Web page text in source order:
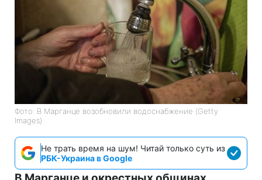
Фото: В Марганце возобновили водоснабжение (Getty
Images)
Не трать время на шум! Читай только суть из
РБК-Украина в Google